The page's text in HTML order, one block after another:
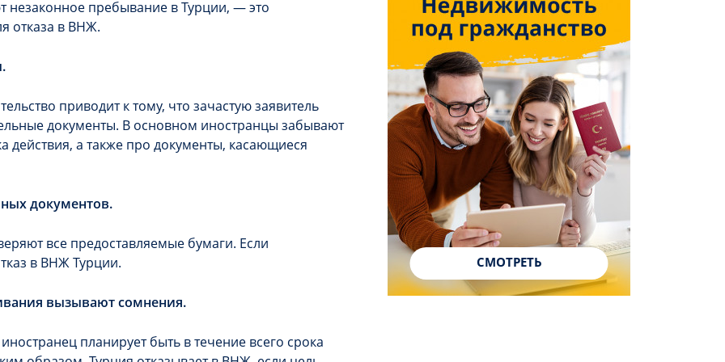
незаконное пребывание в Турции, — это
отказа в ВНЖ.
приводит к тому, что зачастую заявитель
документы. В основном иностранцы забывают
действия, а также про документы, касающиеся
документов.
все предоставляемые бумаги. Если
в ВНЖ Турции.
вызывают сомнения.
планирует быть в течение всего срока
СМОТРЕТЬ